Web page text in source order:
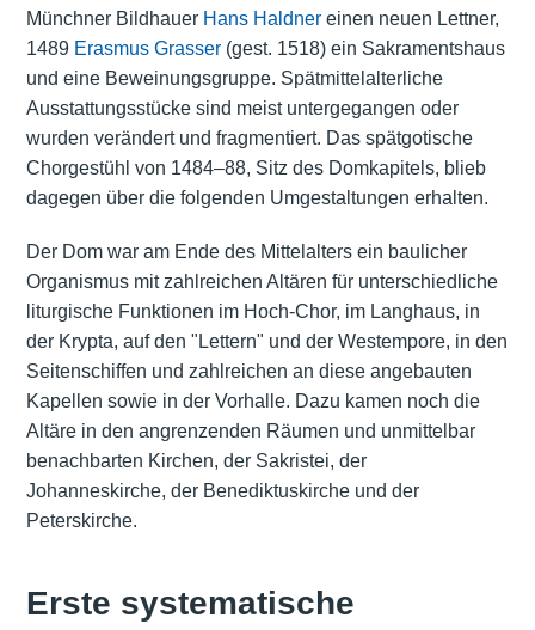
Münchner Bildhauer Hans Haldnereinen neuen Lettner,
1489 Erasmus Grasser(gest. 1518) ein Sakramentshaus
und eine Beweinungsgruppe. Spätmittelalterliche
Ausstattungsstücke sind meist untergegangen oder
wurden verändert und fragmentiert. Das spätgotische
Chorgestühl von 1484–88, Sitz des Domkapitels, blieb
dagegen über die folgenden Umgestaltungen erhalten.
Der Dom war am Ende des Mittelalters ein baulicher
Organismus mit zahlreichen Altären für unterschiedliche
liturgische Funktionen im Hoch-Chor, im Langhaus, in
der Krypta, auf den "Lettern" und der Westempore, in den
Seitenschiffen und zahlreichen an diese angebauten
Kapellen sowie in der Vorhalle. Dazu kamen noch die
Altäre in den angrenzenden Räumen und unmittelbar
benachbarten Kirchen, der Sakristei, der
Johanneskirche, der Benediktuskirche und der
Peterskirche.
Erste systematische